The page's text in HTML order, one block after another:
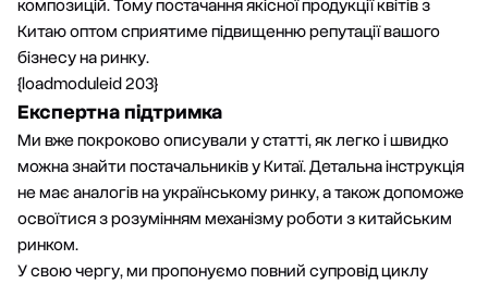
композицій. Тому постачання якісної продукції квітів з
Китаю оптом сприятиме підвищенню репутації вашого
бізнесу на ринку.
{loadmoduleid 203}
Експертна підтримка
Ми вжепокроково описували у статті, як легко і швидко
можна знайти постачальників у Китаї. Детальна інструкція
не має аналогів на українському ринку, а також допоможе
освоїтися з розумінням механізму роботи з китайським
ринком.
У свою чергу, ми пропонуємо повний супровід циклу